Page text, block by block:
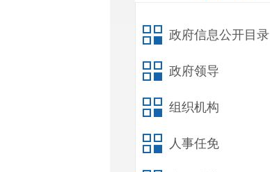
政府信息公开目录
政府领导
组织机构
人事任免